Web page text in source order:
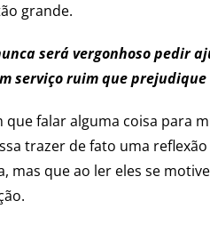
grande.
será vergonhoso pedir
serviço ruim que
falar alguma coisa para
trazer de fato uma
mas que ao ler eles se